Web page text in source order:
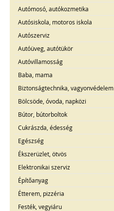
Autómosó, autókozmetika
Autósiskola, motoros iskola
Autószerviz
Autóüveg, autótükör
Autóvillamosság
Baba, mama
Biztonságtechnika, vagyonvédelem
Bölcsöde, óvoda, napközi
Bútor, bútorboltok
Cukrászda, édesség
Egészség
Ékszerüzlet, ötvös
Elektronikai szerviz
Építőanyag
Étterem, pizzéria
Festék, vegyiáru